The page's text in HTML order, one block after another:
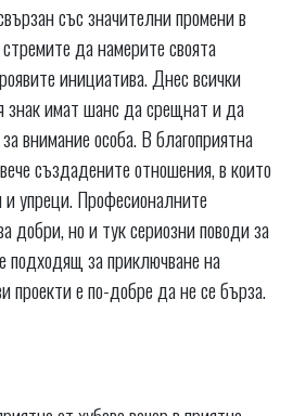
със значителни промени в
да намерите своята
инициатива. Днес всички
знак имат шанс да срещнат и да
внимание особа. В благоприятна
създадените отношения, в които
упреци. Професионалните
добри, но и тук сериозни поводи за
подходящ за приключване на
проекти е по-добре да не се бърза.